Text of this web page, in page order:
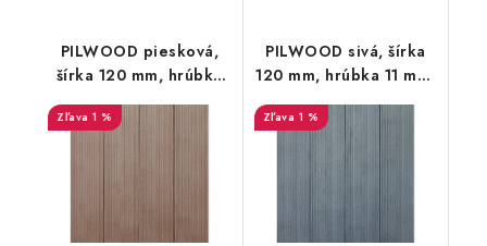
PILWOOD piesková,
šírka 120 mm, hrúbka
11 mm, dĺžka 200 cm
1 %
PILWOOD sivá, šírka
120 mm, hrúbka 11 mm,
dĺžka 200 cm
1 %